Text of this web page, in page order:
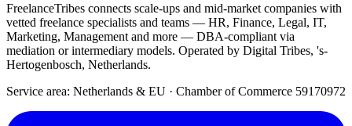
FreelanceTribes connects scale-ups and mid-market companies with
vetted freelance specialists and teams — HR, Finance, Legal, IT,
Marketing, Management and more — DBA-compliant via
mediation or intermediary models. Operated by Digital Tribes, 's-
Hertogenbosch, Netherlands.
Service area: Netherlands & EU · Chamber of Commerce 59170972